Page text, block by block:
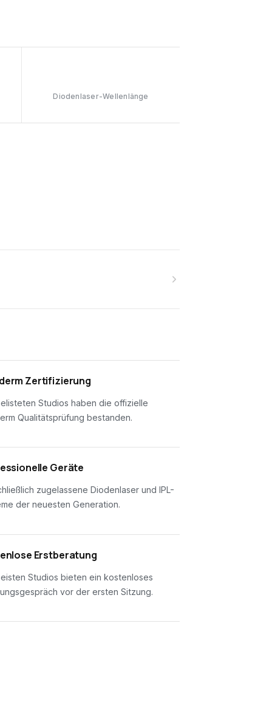
Diodenlaser-Wellenlänge
Zertifizierung
Studios haben die offizielle
Qualitätsprüfung bestanden.
Geräte
zugelassene Diodenlaser und IPL-
der neuesten Generation.
Erstberatung
Studios bieten ein kostenloses
vor der ersten Sitzung.